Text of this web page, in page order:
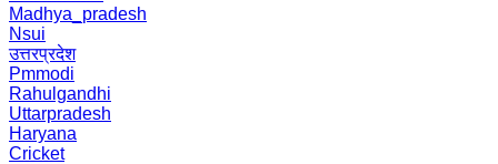
Madhya_pradesh
Nsui
उत्तरप्रदेश
Pmmodi
Rahulgandhi
Uttarpradesh
Haryana
Cricket